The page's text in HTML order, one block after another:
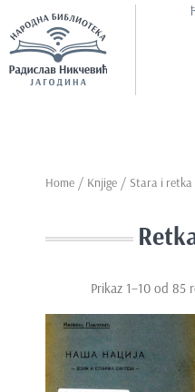
Home / Knjige / Stara i retka
Prikaz 1–10 od 85